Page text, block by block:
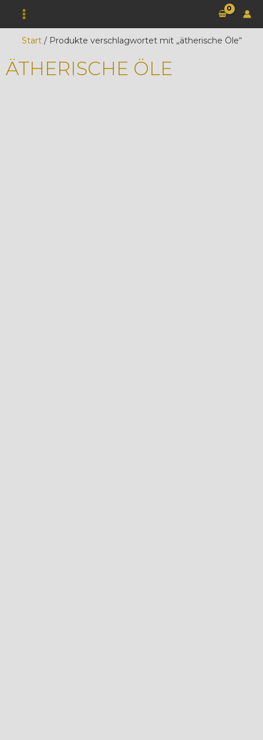
Inhalt
springen
Start/ Produkte verschlagwortet mit „ätherische Öle“
ÄTHERISCHE ÖLE